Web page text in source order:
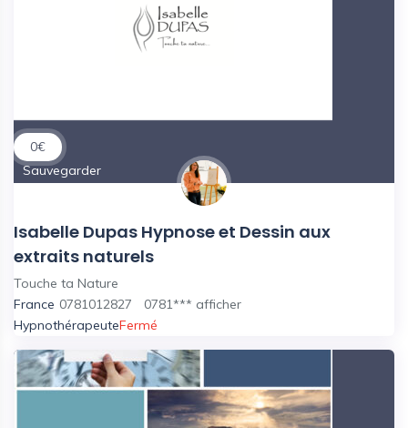
0€
Sauvegarder
Isabelle Dupas Hypnose et Dessin aux
extraits naturels
Touche ta Nature
France 0781012827 0781*** afficher
HypnothérapeuteFermé